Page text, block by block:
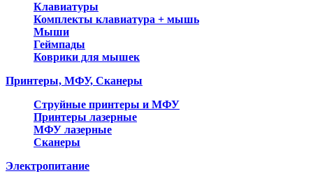
Клавиатуры
Комплекты клавиатура + мышь
Мыши
Геймпады
Коврики для мышек
Принтеры, МФУ, Сканеры
Струйные принтеры и МФУ
Принтеры лазерные
МФУ лазерные
Сканеры
Электропитание